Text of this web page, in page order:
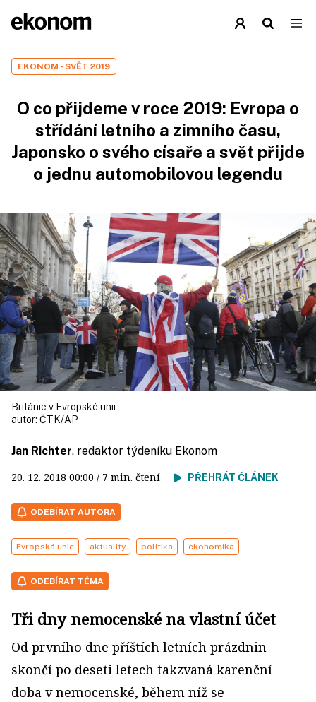
EKONOM - SVĚT 2019
O co přijdeme v roce 2019: Evropa o
střídání letního a zimního času,
Japonsko o svého císaře a svět přijde
o jednu automobilovou legendu
Británie v Evropské unii
autor: ČTK/AP
Jan Richter, redaktor týdeníku Ekonom
20. 12. 2018 00:00 / 7 min. čtení PŘEHRÁT ČLÁNEK
ODEBÍRAT AUTORA
Evropská unie aktuality politika ekonomika
ODEBÍRAT TÉMA
Tři dny nemocenské na vlastní účet
Od prvního dne příštích letních prázdnin
skončí po deseti letech takzvaná karenční
doba v nemocenské, během níž se